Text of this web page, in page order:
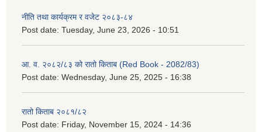
नीति तथा कार्यक्रम र वजेट २०८३-८४
Post date: Tuesday, June 23, 2026 - 10:51
आ. व. २०८२/८३ को रातो किताब (Red Book - 2082/83)
Post date: Wednesday, June 25, 2025 - 16:38
रातो किताब २०८१/८२
Post date: Friday, November 15, 2024 - 14:36